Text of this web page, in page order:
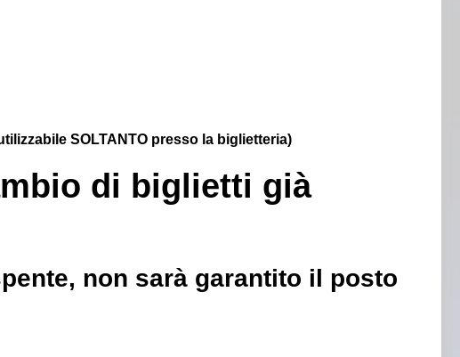
SOLTANTO presso la biglietteria)
di biglietti già
non sarà garantito il posto